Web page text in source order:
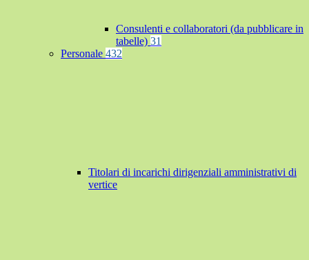
Consulenti e collaboratori (da pubblicare in
tabelle) 31
Personale 432
Titolari di incarichi dirigenziali amministrativi di
vertice